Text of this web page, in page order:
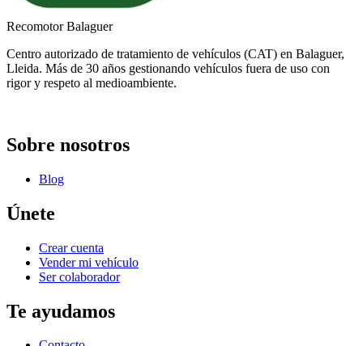
Recomotor Balaguer
Centro autorizado de tratamiento de vehículos (CAT) en Balaguer,
Lleida. Más de 30 años gestionando vehículos fuera de uso con
rigor y respeto al medioambiente.
Sobre nosotros
Blog
Únete
Crear cuenta
Vender mi vehículo
Ser colaborador
Te ayudamos